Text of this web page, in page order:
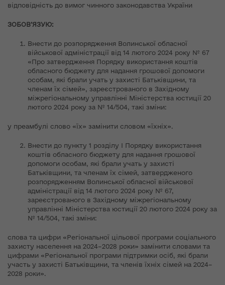
відповідність до вимог чинного законодавства України
ЗОБОВ’ЯЗУЮ:
Внести до розпорядження Волинської обласної
військової адміністрації від 14 лютого 2024 року № 67
«Про затвердження Порядку використання коштів
обласного бюджету для надання грошової допомоги
особам, які брали учать у захисті Батьківщини, та
членам їх сімей», зареєстрованого в Західному
міжрегіональному управлінні Міністерства юстиції 20
лютого 2024 року за № 14/504, такі зміни:
у преамбулі слово «їх» замінити словом «їхніх».
Внести до пункту 1 розділу І Порядку використання
коштів обласного бюджету для надання грошової
допомоги особам, які брали учать у захисті
Батьківщини, та членам їх сімей, затвердженого
розпорядженням Волинської обласної військової
адміністрації від 14 лютого 2024 року № 67,
зареєстрованого в Західному міжрегіональному
управлінні Міністерства юстиції 20 лютого 2024 року за
№ 14/504, такі зміни:
слова та цифри «Регіональної цільової програми соціального
захисту населення на 2024–2028 роки» замінити словами та
цифрами «Регіональної програми підтримки осіб, які брали
участь у захисті Батьківщини, та членів їхніх сімей на 2024–
2028 роки».